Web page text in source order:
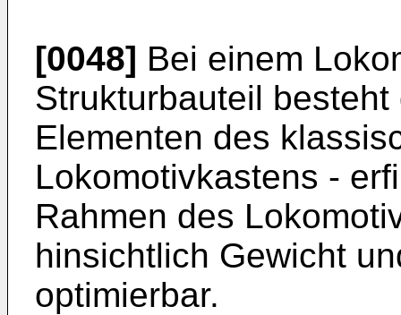
[0048] Bei einem
Strukturbauteil
Elementen des
Lokomotivkastens -
Rahmen des
hinsichtlich Gewicht
optimierbar.